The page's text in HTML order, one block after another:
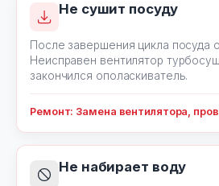
Не сушит посуду
После завершения цикла посуда
Неисправен вентилятор
закончился ополаскиватель.
Ремонт: Замена вентилятора,
Не набирает воду